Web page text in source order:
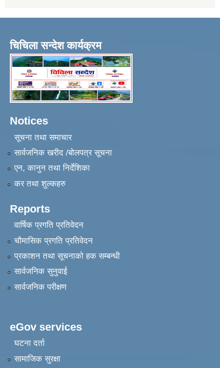
चिचिला सन्देश कार्यक्रम
Notices
सूचना तथा समाचार
सार्वजनिक खरीद /बोलपत्र सूचना
एन, कानुन तथा निर्देशिका
कर तथा शुल्कहरु
Reports
वार्षिक प्रगति प्रतिवेदन
चौमासिक प्रगति प्रतिवेदन
प्रकाशन तथा सूचनाको हक सम्बन्धी
सार्वजनिक सुनुवाई
सार्वजनिक परीक्षण
eGov services
घटना दर्ता
सामाजिक सुरक्षा